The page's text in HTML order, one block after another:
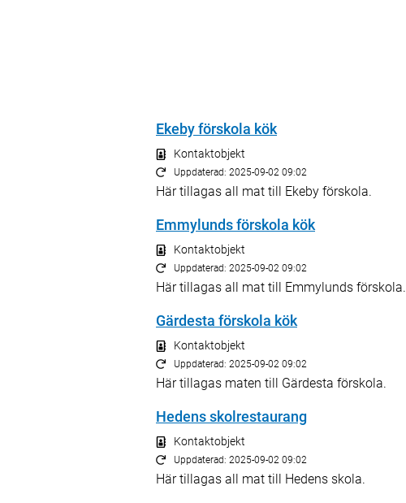
Ekeby förskola kök
Kontaktobjekt
Uppdaterad: 2025-09-02 09:02
Här tillagas all mat till Ekeby förskola.
Emmylunds förskola kök
Kontaktobjekt
Uppdaterad: 2025-09-02 09:02
Här tillagas all mat till Emmylunds förskola.
Gärdesta förskola kök
Kontaktobjekt
Uppdaterad: 2025-09-02 09:02
Här tillagas maten till Gärdesta förskola.
Hedens skolrestaurang
Kontaktobjekt
Uppdaterad: 2025-09-02 09:02
Här tillagas all mat till Hedens skola.